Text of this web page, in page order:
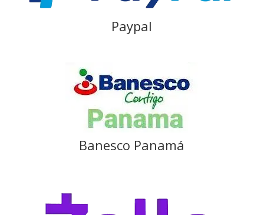
Paypal
Banesco Panamá